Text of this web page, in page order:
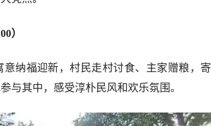
）
纳福迎新，村民走村讨食、主家赠粮，寄
与其中，感受淳朴民风和欢乐氛围。